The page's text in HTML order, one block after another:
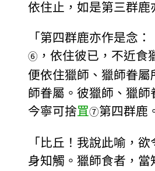
依住止，如是第三群鹿
「第四群鹿亦作是念
⑥ ，依住彼已，不近
便依住獵師、獵師眷
師眷屬。彼獵師、獵
今寧可捨罝⑦第四群鹿
「比丘！我說此喻，
身知觸。獵師食者，